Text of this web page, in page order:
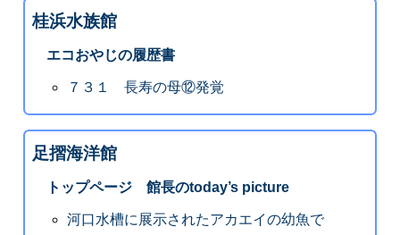
桂浜水族館
エコおやじの履歴書
７３１ 長寿の母⑫発覚
足摺海洋館
トップページ 館長のtoday’s picture
河口水槽に展示されたアカエイの幼魚で